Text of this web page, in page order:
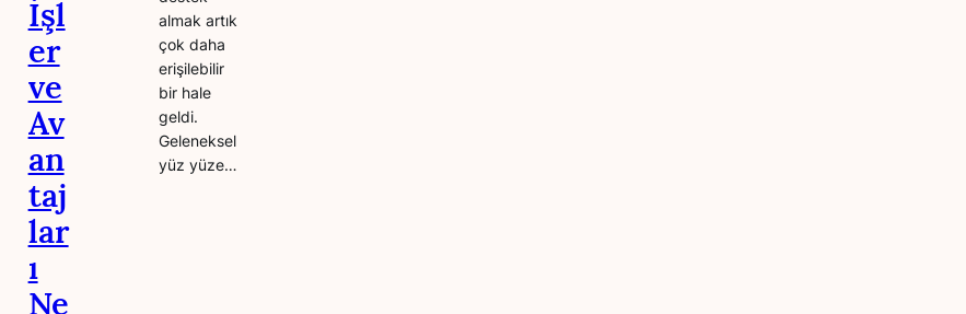
İşl
er
ve
Av
an
taj
lar
ı
Ne
almak artık
çok daha
erişilebilir
bir hale
geldi.
Geleneksel
yüz yüze…